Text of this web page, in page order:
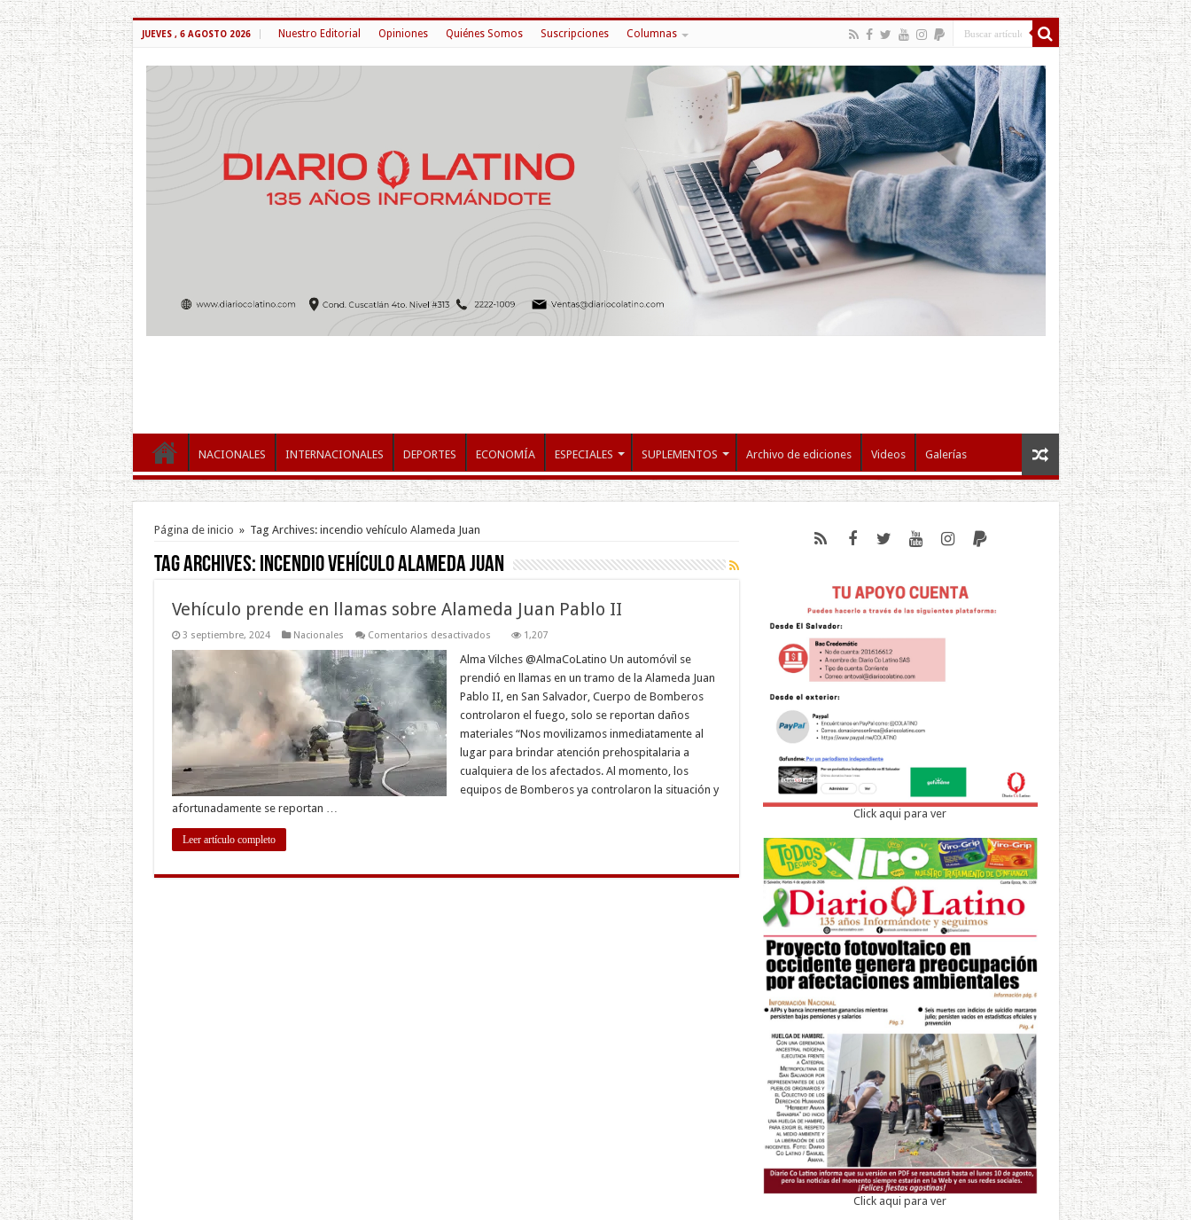
JUEVES , 6 AGOSTO 2026 Nuestro Editorial Opiniones Quiénes Somos Suscripciones Columnas
NACIONALES INTERNACIONALES DEPORTES ECONOMÍA ESPECIALES SUPLEMENTOS Archivo de ediciones Videos Galerías
Página de inicio » Tag Archives: incendio vehículo Alameda Juan
Tag Archives: incendio vehículo Alameda Juan
Vehículo prende en llamas sobre Alameda Juan Pablo II
3 septiembre, 2024 Nacionales Comentarios desactivadosen
prende
llamas
sobre
Alameda
Juan
II
1,207
Alma Vilches @AlmaCoLatino Un automóvil se
prendió en llamas en un tramo de la Alameda Juan
Pablo II, en San Salvador, Cuerpo de Bomberos
controlaron el fuego, solo se reportan daños
materiales “Nos movilizamos inmediatamente al
lugar para brindar atención prehospitalaria a
cualquiera de los afectados. Al momento, los
equipos de Bomberos ya controlaron la situación y
afortunadamente se reportan …
Leer artículo completo
Click aqui para ver
Click aqui para ver